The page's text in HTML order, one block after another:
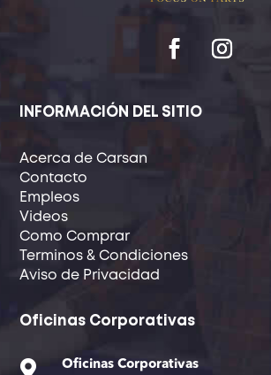
INFORMACIÓN DEL SITIO
Acerca de Carsan
Contacto
Empleos
Videos
Como Comprar
Terminos & Condiciones
Aviso de Privacidad
Oficinas Corporativas
 Oficinas Corporativas